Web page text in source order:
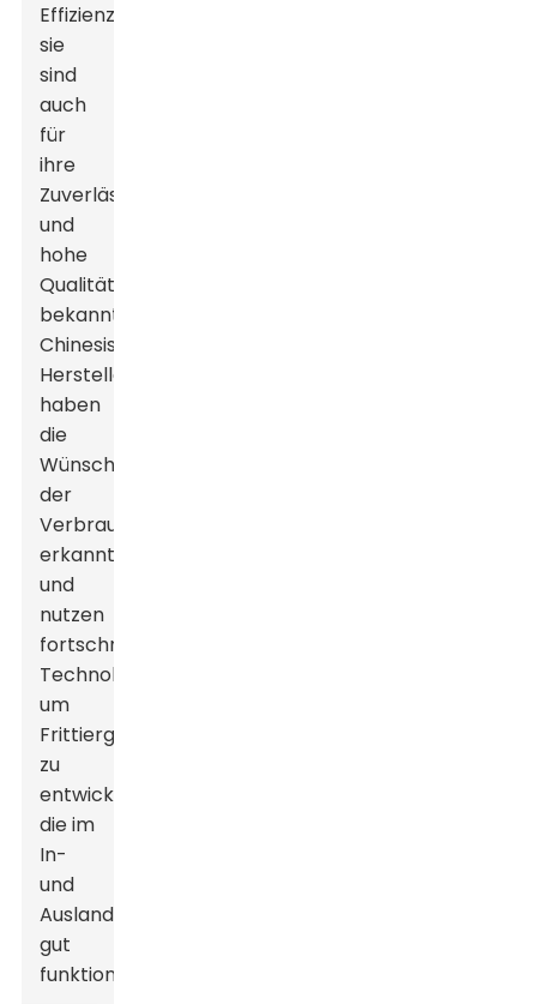
Effizienz;
sie
sind
auch
für
ihre
Zuverlässigkeit
und
hohe
Qualität
bekannt.
Chinesische
Hersteller
haben
die
Wünsche
der
Verbraucher
erkannt
und
nutzen
fortschrittliche
Technologien,
um
Frittiergeräte
zu
entwickeln,
die im
In-
und
Ausland
gut
funktionieren.